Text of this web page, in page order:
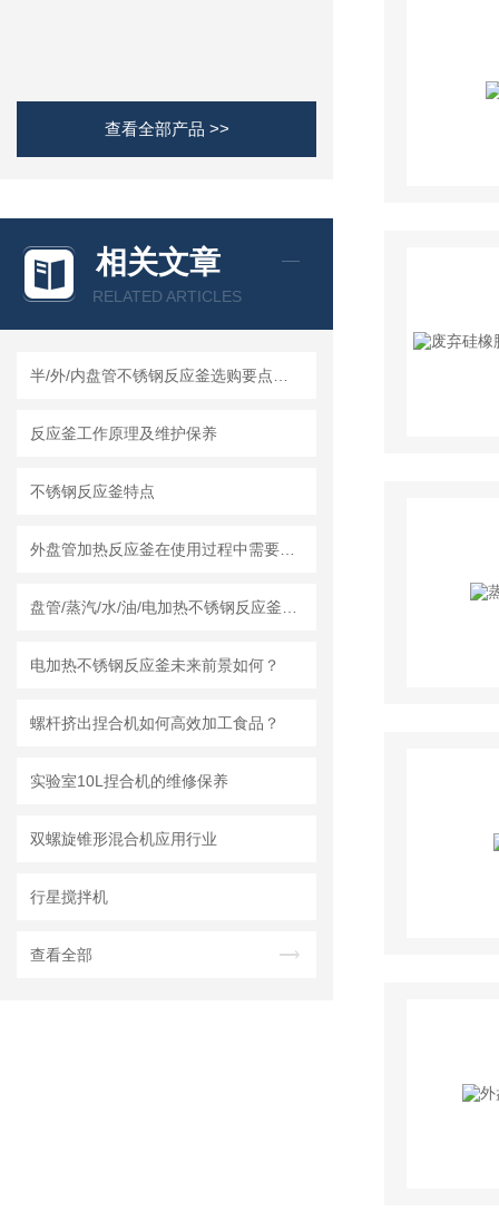
查看全部产品 >>
相关文章
RELATED ARTICLES
反应釜工作原理及维护保养
不锈钢反应釜特点
电加热不锈钢反应釜未来前景如何？
螺杆挤出捏合机如何高效加工食品？
实验室10L捏合机的维修保养
双螺旋锥形混合机应用行业
行星搅拌机
查看全部